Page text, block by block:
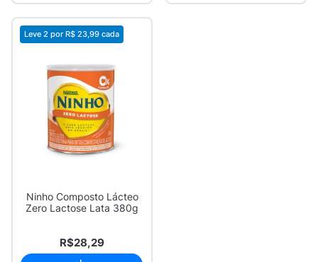
Leve 2 por R$ 23,99 cada
Ninho Composto Lácteo
Zero Lactose Lata 380g
R$28,29